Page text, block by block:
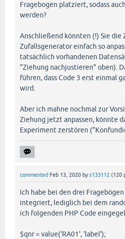
Fragebogen platziert, sodass
werden?
Anschließend könnten (!) Sie die
Zufallsgenerator einfach so
tatsächlich vorhandenen
"Ziehung nachjustieren" oben).
führen, dass Code 3 erst einmal
wird.
Aber ich mahne nochmal zur
Ziehung jetzt anpassen, könnte
Experiment zerstören
commented Feb 13, 2020 bys133112 (120
Ich habe bei den drei
integriert, lediglich bei dem
ich folgenden PHP Code
$qnr = value('RA01', 'label');